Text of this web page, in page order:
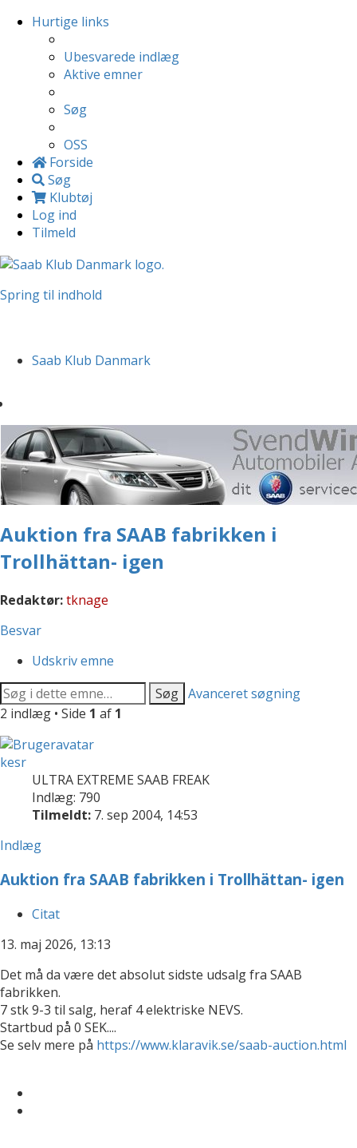
Hurtige links
Ubesvarede indlæg
Aktive emner
Søg
OSS
Forside
Søg
Klubtøj
Log ind
Tilmeld
Spring til indhold
Saab Klub Danmark
Auktion fra SAAB fabrikken i
Trollhättan- igen
Redaktør:tknage
Besvar
Udskriv emne
Søg Avanceret søgning
2 indlæg • Side 1 af 1
kesr
ULTRA EXTREME SAAB FREAK
Indlæg: 790
Tilmeldt: 7. sep 2004, 14:53
Indlæg
Auktion fra SAAB fabrikken i Trollhättan- igen
Citat
13. maj 2026, 13:13
Det må da være det absolut sidste udsalg fra SAAB
fabrikken.
7 stk 9-3 til salg, heraf 4 elektriske NEVS.
Startbud på 0 SEK....
Se selv mere på https://www.klaravik.se/saab-auction.html